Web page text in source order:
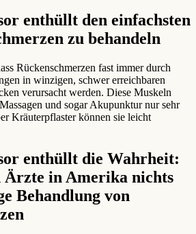
enthüllt den einfachsten
zu behandeln
Rückenschmerzen fast immer durch
in winzigen, schwer erreichbaren
verursacht werden. Diese Muskeln
und sogar Akupunktur nur sehr
Kräuterpflaster können sie leicht
enthüllt die Wahrheit:
Ärzte in Amerika nichts
Behandlung von